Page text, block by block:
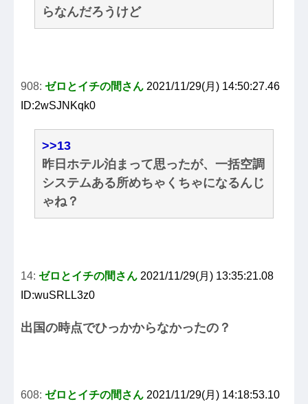
らなんだろうけど
908: ゼロとイチの間さん 2021/11/29(月) 14:50:27.46
ID:2wSJNKqk0
>>13
昨日ホテル泊まって思ったが、一括空調
システムある所めちゃくちゃになるんじ
ゃね？
14: ゼロとイチの間さん 2021/11/29(月) 13:35:21.08
ID:wuSRLL3z0
出国の時点でひっかからなかったの？
608: ゼロとイチの間さん 2021/11/29(月) 14:18:53.10